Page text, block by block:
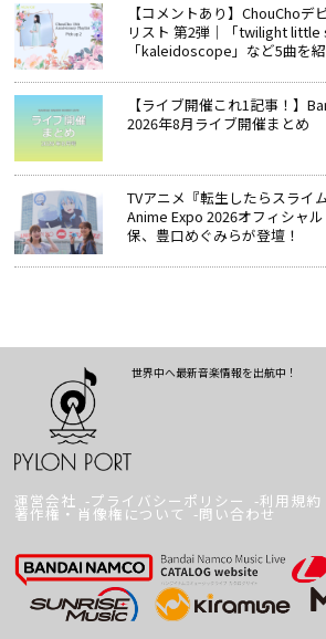
【コメントあり】ChouChoデ
リスト 第2弾｜「twilight little
「kaleidoscope」など5曲を
【ライブ開催これ1記事！】
2026年8月ライブ開催まとめ
TVアニメ『転生したらスライ
Anime Expo 2026オフィシャ
保、豊口めぐみらが登壇！
世界中へ最新音楽情報を出航中！
運営会社 プライバシーポリシー 利用規約
著作権・肖像権について 問い合わせ